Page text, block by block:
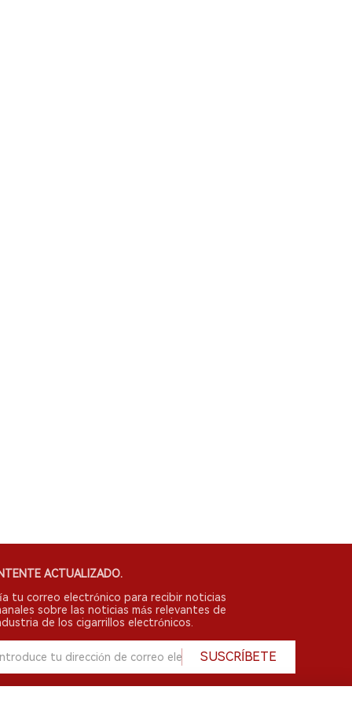
ACTUALIZADO.
tu correo electrónico para recibir noticias
sobre las noticias más relevantes de
de los cigarrillos electrónicos.
SUSCRÍBETE